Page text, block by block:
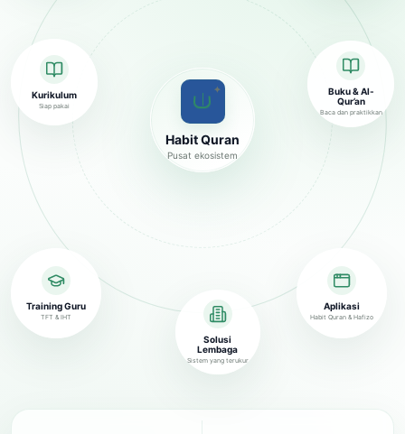
✦
Habit Quran
Pusat ekosistem
Buku & Al-
Qur’an
Baca dan praktikkan
Training Guru
TFT & IHT
Solusi
Lembaga
Sistem yang terukur
Kurikulum
Siap pakai
Aplikasi
Habit Quran & Hafizo